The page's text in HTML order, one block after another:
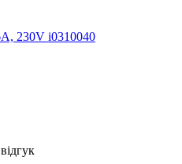
230V i0310040